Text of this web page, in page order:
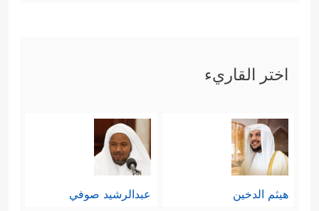
اختر القاريء
هيثم الدخين عبدالرشيد صوفي